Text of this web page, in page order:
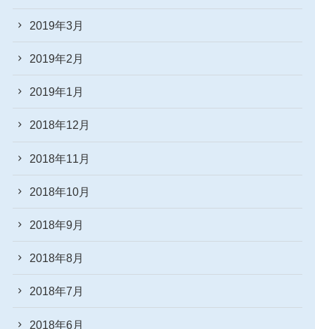
2019年3月
2019年2月
2019年1月
2018年12月
2018年11月
2018年10月
2018年9月
2018年8月
2018年7月
2018年6月